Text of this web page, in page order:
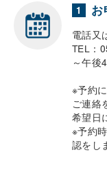
1
電話又
TEL：
～午後4
※予約
ご連絡
希望日
※予約
認をし